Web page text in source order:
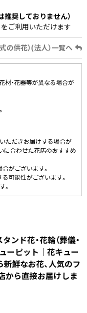
奨しておりません）
ご利用いただけます
の供花）(法人）一覧へ
材・花器等が異なる場合が
ただきお届けする場合が
に合わせた花店のおすすめ
がございます。
可能性がございます。
。
ンド花・花輪（葬儀・
ーピット｜花キュー
鮮なお花、人気のフ
から直接お届けしま